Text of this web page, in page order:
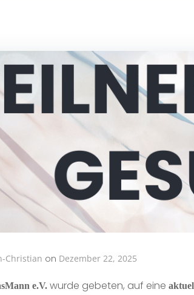
Christian on Dezember 22, 2025
e.V. wurde gebeten, auf eine